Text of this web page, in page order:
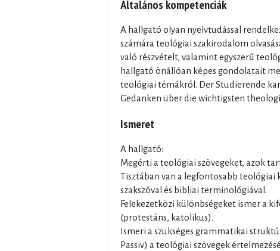
Általános kompetenciák
A hallgató olyan nyelvtudással
számára teológiai szakirodalom
való részvételt, valamint egyszerű
hallgató önállóan képes gondolatait
teológiai témákról. Der Studierende
Gedanken über die wichtigsten
Ismeret
A hallgató:
Megérti a teológiai szövegeket, azok
Tisztában van a legfontosabb teológiai
szakszóval és bibliai terminológiával.
Felekezetközi különbségeket ismer a
(protestáns, katolikus).
Ismeri a szükséges grammatikai
Passiv) a teológiai szövegek